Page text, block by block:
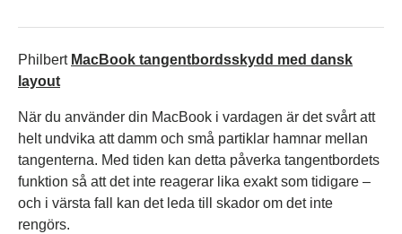
Philbert MacBook tangentbordsskydd med dansk
layout
När du använder din MacBook i vardagen är det svårt att
helt undvika att damm och små partiklar hamnar mellan
tangenterna. Med tiden kan detta påverka tangentbordets
funktion så att det inte reagerar lika exakt som tidigare –
och i värsta fall kan det leda till skador om det inte
rengörs.